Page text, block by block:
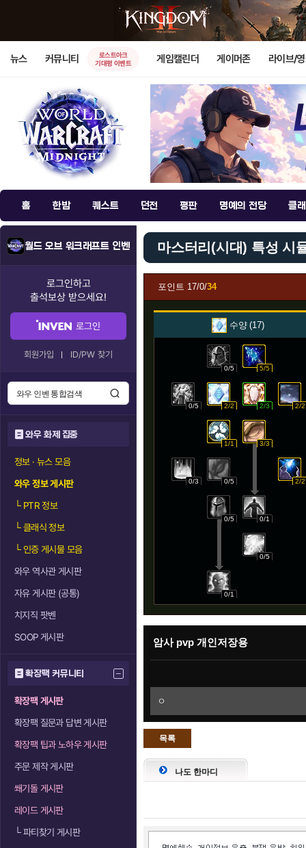
뉴스 커뮤니티
로스트아크
기대평 이벤트
게임캘린더 게이머존 라이브/
홈 한밤 퀘스트 던전 평판 명예의 전당 클
월드 오브 워크래프트 인벤
로그인하고
출석보상 받으세요!
로그인
회원가입 ID/PW 찾기
와우 화제 집중
정보 · 뉴스 모음
와우 정보 게시판
└PTR 정보
└클래식 정보
└인증 게시물 모음
와우 역사관 게시판
자유 게시판 (공통)
치지직 팟벤
SOOP 게시판
확장팩 커뮤니티
확장팩 게시판
확장팩 질문과 답변 게시판
확장팩 팁과 노하우 게시판
주문 제작 게시판
쐐기돌 게시판
레이드 게시판
└파티찾기 게시판
마스터리(시대) 특성 시
포인트 17/0/34
수양 17
0/5 5/5
0/5 2/2 2/3 2/2
1/1 3/3
0/3 0/5 2/2
0/5 0/1
0/5
0/1
암사 pvp 개인저장용
ㅇ
목록
으로
나도 한마디